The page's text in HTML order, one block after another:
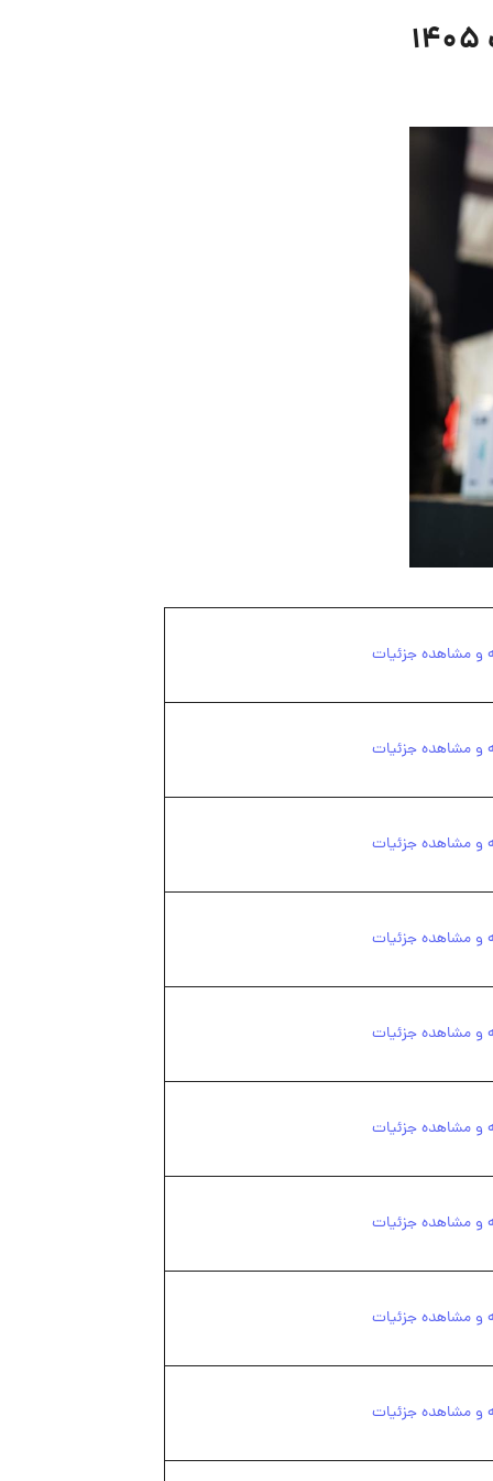
و مشاهده جزئیات
و مشاهده جزئیات
و مشاهده جزئیات
و مشاهده جزئیات
و مشاهده جزئیات
و مشاهده جزئیات
و مشاهده جزئیات
و مشاهده جزئیات
و مشاهده جزئیات